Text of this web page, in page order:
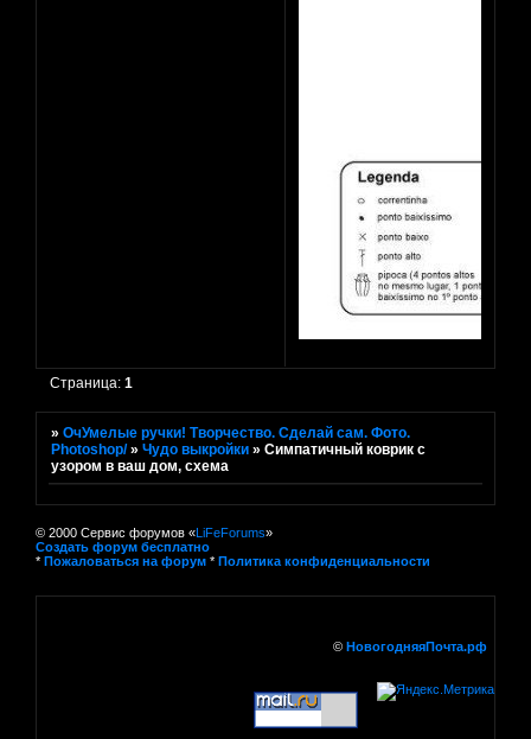
Страница:1
»ОчУмелые ручки! Творчество. Сделай сам. Фото.
Photoshop/ »Чудо выкройки »Симпатичный коврик с
узором в ваш дом, схема
© 2000 Сервис форумов «LiFeForums»
Создать форум бесплатно
* Пожаловаться на форум * Политика конфиденциальности
© НовогодняяПочта.рф